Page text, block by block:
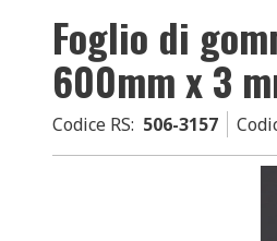
Foglio di
600mm x 3
Codice RS: 506-3157